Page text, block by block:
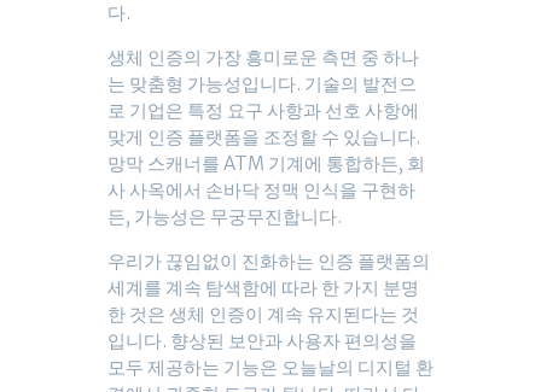
다.
생체 인증의 가장 흥미로운 측면 중 하나
는 맞춤형 가능성입니다. 기술의 발전으
로 기업은 특정 요구 사항과 선호 사항에
맞게 인증 플랫폼을 조정할 수 있습니다.
망막 스캐너를 ATM 기계에 통합하든, 회
사 사옥에서 손바닥 정맥 인식을 구현하
든, 가능성은 무궁무진합니다.
우리가 끊임없이 진화하는 인증 플랫폼의
세계를 계속 탐색함에 따라 한 가지 분명
한 것은 생체 인증이 계속 유지된다는 것
입니다. 향상된 보안과 사용자 편의성을
모두 제공하는 기능은 오늘날의 디지털 환